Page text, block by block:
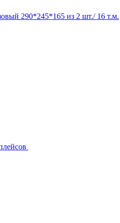
290*245*165 из 2 шт./ 16 т.м.